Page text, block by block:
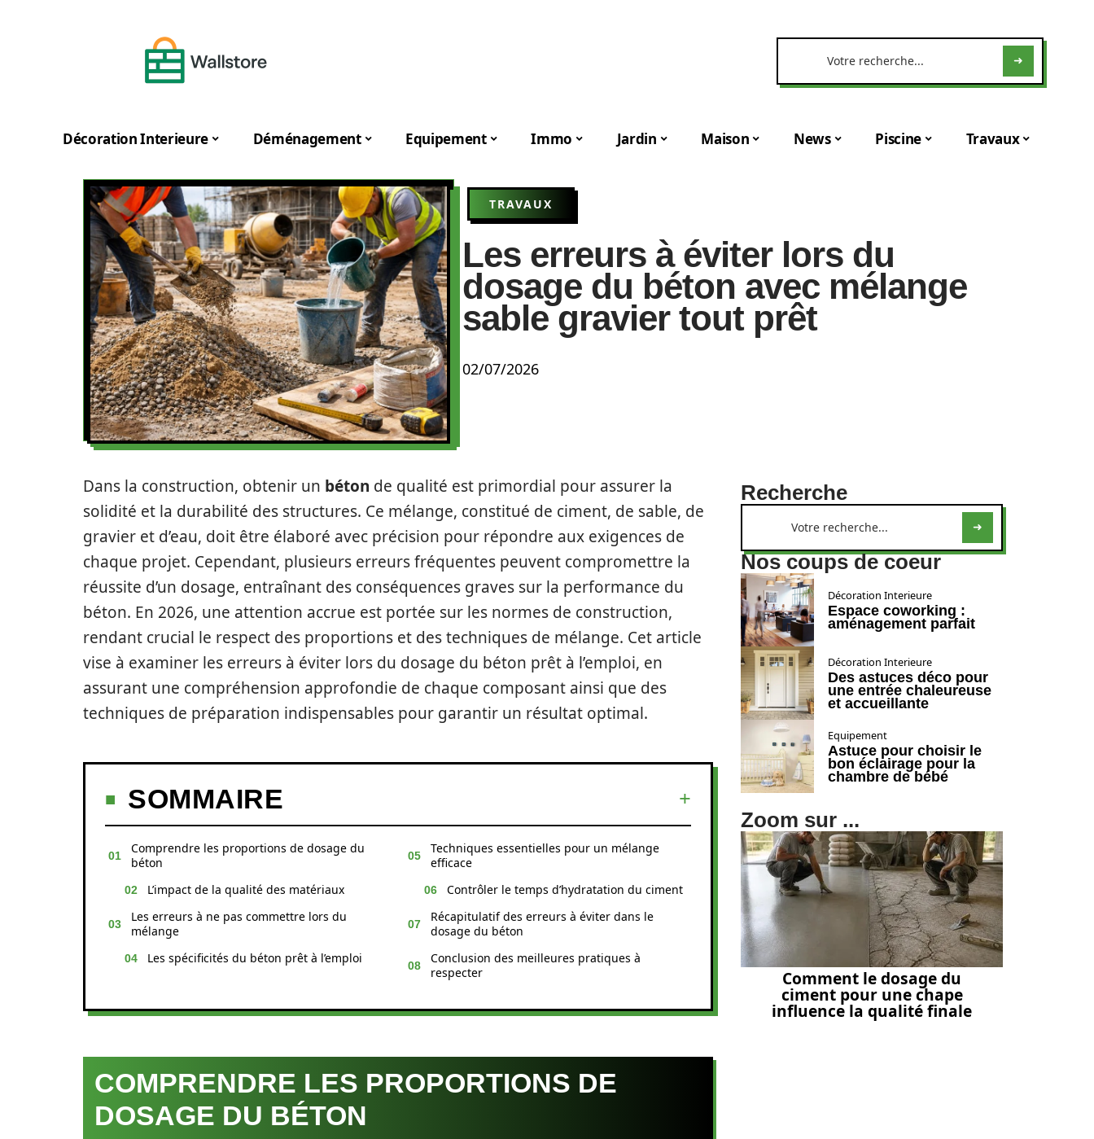
Décoration Interieure Déménagement Equipement Immo Jardin Maison News Piscine Travaux
TRAVAUX
Les erreurs à éviter lors du
dosage du béton avec mélange
sable gravier tout prêt
02/07/2026
Dans la construction, obtenir un béton de qualité est primordial pour assurer la
solidité et la durabilité des structures. Ce mélange, constitué de ciment, de sable, de
gravier et d’eau, doit être élaboré avec précision pour répondre aux exigences de
chaque projet. Cependant, plusieurs erreurs fréquentes peuvent compromettre la
réussite d’un dosage, entraînant des conséquences graves sur la performance du
béton. En 2026, une attention accrue est portée sur les normes de construction,
rendant crucial le respect des proportions et des techniques de mélange. Cet article
vise à examiner les erreurs à éviter lors du dosage du béton prêt à l’emploi, en
assurant une compréhension approfondie de chaque composant ainsi que des
techniques de préparation indispensables pour garantir un résultat optimal.
SOMMAIRE
Comprendre les proportions de dosage du
béton
L’impact de la qualité des matériaux
Les erreurs à ne pas commettre lors du
mélange
Les spécificités du béton prêt à l’emploi
Techniques essentielles pour un mélange
efficace
Contrôler le temps d’hydratation du ciment
Récapitulatif des erreurs à éviter dans le
dosage du béton
Conclusion des meilleures pratiques à
respecter
COMPRENDRE LES PROPORTIONS DE
DOSAGE DU BÉTON
Recherche
Nos coups de coeur
Décoration Interieure
Espace coworking :
aménagement parfait
Décoration Interieure
Des astuces déco pour
une entrée chaleureuse
et accueillante
Equipement
Astuce pour choisir le
bon éclairage pour la
chambre de bébé
Zoom sur ...
Comment le dosage du
ciment pour une chape
influence la qualité finale